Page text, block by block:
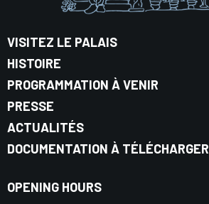
VISITEZ LE PALAIS
HISTOIRE
PROGRAMMATION À VENIR
PRESSE
ACTUALITÉS
DOCUMENTATION À TÉLÉCHARGER
OPENING HOURS